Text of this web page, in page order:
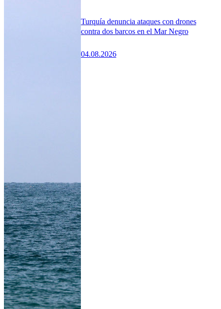
Turquía denuncia ataques con drones
contra dos barcos en el Mar Negro
04.08.2026